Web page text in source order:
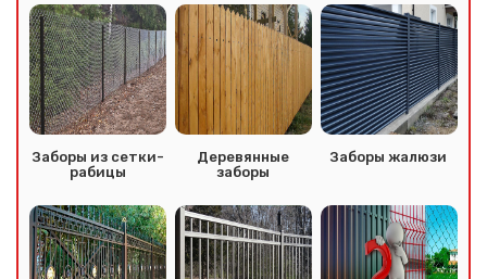
Заборы из сетки-
рабицы
Деревянные
заборы
Заборы жалюзи